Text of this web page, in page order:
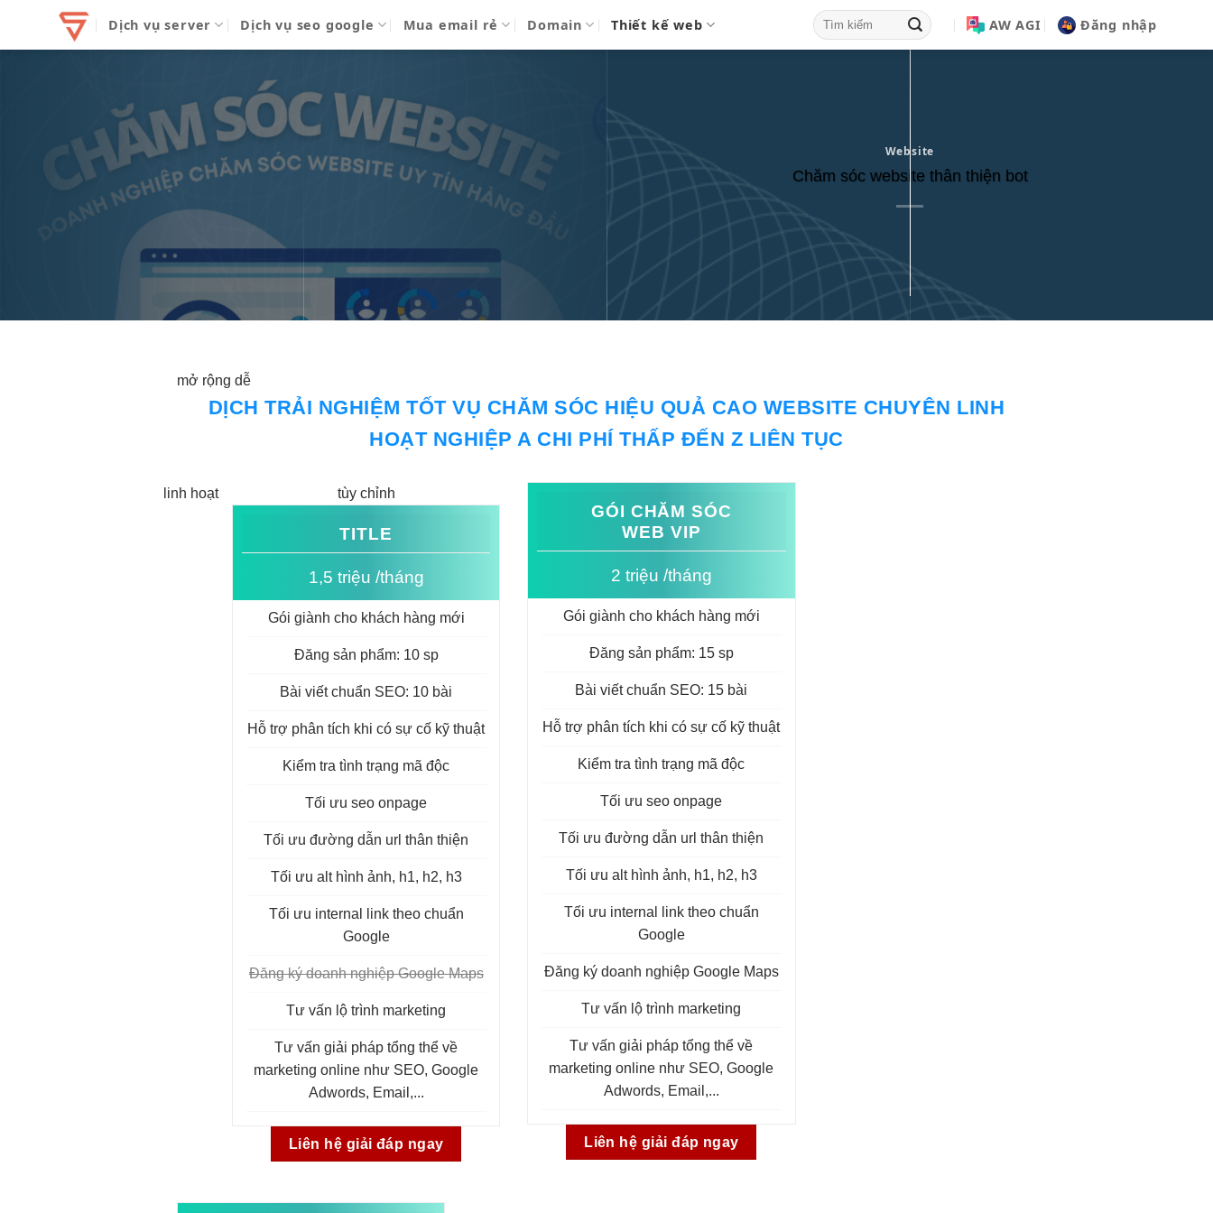
Dịch vụ server Dịch vụ seo google Mua email rẻ Domain Thiết kế web AW AGI Đăng nhập
Website
Chăm sóc website thân thiện bot
mở rộng dễ
DỊCHTRẢI NGHIỆM TỐTVỤ CHĂM SÓC HIỆU QUẢ CAO WEBSITE CHUYÊN LINH
HOẠTNGHIỆP A CHI PHÍ THẤP ĐẾN Z LIÊN TỤC
linh hoạt tùy chỉnh
TITLE
1,5 triệu /tháng
Gói giành cho khách hàng mới
Đăng sản phẩm: 10 sp
Bài viết chuẩn SEO: 10 bài
Hỗ trợ phân tích khi có sự cố kỹ thuật
Kiểm tra tình trạng mã độc
Tối ưu seo onpage
Tối ưu đường dẫn url thân thiện
Tối ưu alt hình ảnh, h1, h2, h3
Tối ưu internal link theo chuẩn
Google
Đăng ký doanh nghiệp Google Maps
Tư vấn lộ trình marketing
Tư vấn giải pháp tổng thể về
marketing online như SEO, Google
Adwords, Email,...
Liên hệ giải đáp ngay
GÓI CHĂM SÓC
WEB VIP
2 triệu /tháng
Gói giành cho khách hàng mới
Đăng sản phẩm: 15 sp
Bài viết chuẩn SEO: 15 bài
Hỗ trợ phân tích khi có sự cố kỹ thuật
Kiểm tra tình trạng mã độc
Tối ưu seo onpage
Tối ưu đường dẫn url thân thiện
Tối ưu alt hình ảnh, h1, h2, h3
Tối ưu internal link theo chuẩn
Google
Đăng ký doanh nghiệp Google Maps
Tư vấn lộ trình marketing
Tư vấn giải pháp tổng thể về
marketing online như SEO, Google
Adwords, Email,...
Liên hệ giải đáp ngay